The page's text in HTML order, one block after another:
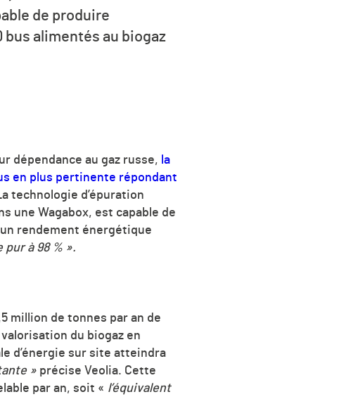
de produire
bus alimentés au biogaz
dépendance au gaz russe, la
en plus pertinente répondant
technologie d’épuration
une Wagabox, est capable de
rendement énergétique
à 98 % ».
million de tonnes par an de
du biogaz en
d’énergie sur site atteindra
» précise Veolia. Cette
par an, soit « l’équivalent